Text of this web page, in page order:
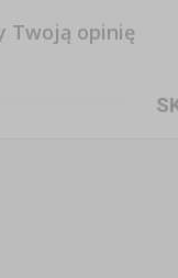
Twoją opinię